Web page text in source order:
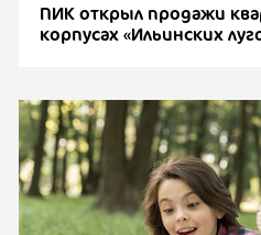
ПИК открыл продажи
корпусах «Ильинских